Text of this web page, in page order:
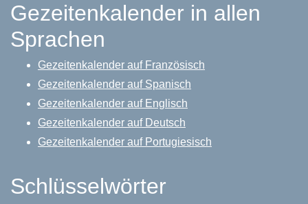
Gezeitenkalender in allen
Sprachen
Gezeitenkalender auf Französisch
Gezeitenkalender auf Spanisch
Gezeitenkalender auf Englisch
Gezeitenkalender auf Deutsch
Gezeitenkalender auf Portugiesisch
Schlüsselwörter